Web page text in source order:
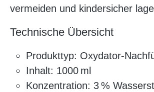
vermeiden und kindersicher
Technische Übersicht
Produkttyp: Oxydator-
Inhalt: 1000 ml
Konzentration: 3 %